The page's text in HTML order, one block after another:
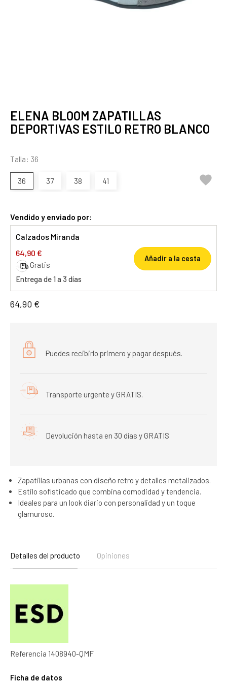
ELENA BLOOM ZAPATILLAS
DEPORTIVAS ESTILO RETRO BLANCO
Talla: 36
36 37 38 41 
Vendido y enviado por:
Calzados Miranda
64,90 €
Gratis
Entrega de 1 a 3 días
Añadir a la cesta
64,90 €
Puedes recibirlo primero y pagar después.
Transporte urgente y GRATIS.
Devolución hasta en 30 días y GRATIS
Zapatillas urbanas con diseño retro y detalles metalizados.
Estilo sofisticado que combina comodidad y tendencia.
Ideales para un look diario con personalidad y un toque
glamuroso.
Detalles del producto Opiniones
Referencia 1408940-QMF
Ficha de datos